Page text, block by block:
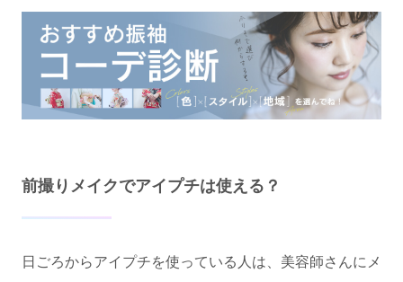
前撮りメイクでアイプチは使える？
日ごろからアイプチを使っている人は、美容師さんにメ